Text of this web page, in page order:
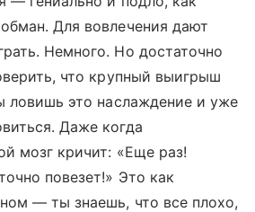
Для вовлечения дают
Немного. Но достаточно
что крупный выигрыш
ловишь это наслаждение и уже
Даже когда
мозг кричит: «Еще раз!
повезет!» Это как
— ты знаешь, что все плохо,